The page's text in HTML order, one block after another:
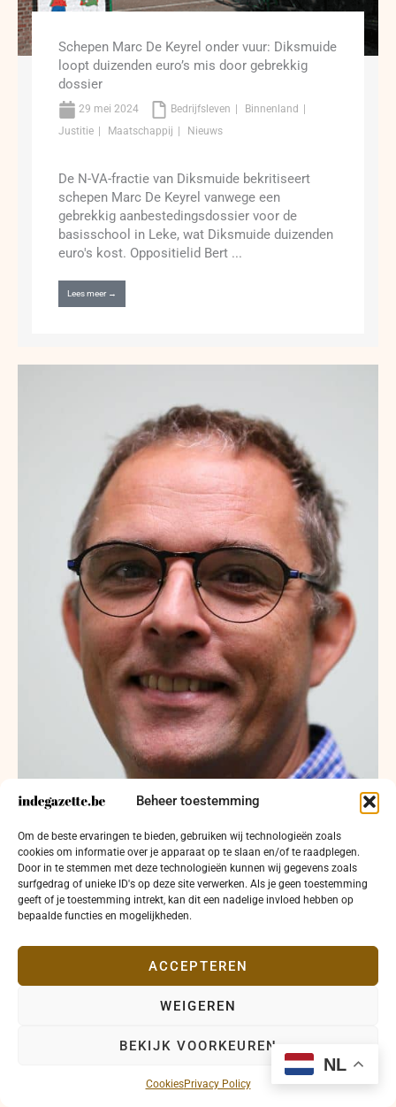
Beheer toestemming
Om de beste ervaringen te bieden, gebruiken wij technologieën zoals
cookies om informatie over je apparaat op te slaan en/of te raadplegen.
Door in te stemmen met deze technologieën kunnen wij gegevens zoals
surfgedrag of unieke ID's op deze site verwerken. Als je geen toestemming
geeft of je toestemming intrekt, kan dit een nadelige invloed hebben op
bepaalde functies en mogelijkheden.
ACCEPTEREN
WEIGEREN
BEKIJK VOORKEUREN
CookiesPrivacy Policy
Schepen Marc De Keyrel onder vuur: Diksmuide
loopt duizenden euro’s mis door gebrekkig
dossier
29 mei 2024 Bedrijfsleven
Binnenland
Justitie
Maatschappij Nieuws
De N-VA-fractie van Diksmuide bekritiseert
schepen Marc De Keyrel vanwege een
gebrekkig aanbestedingsdossier voor de
basisschool in Leke, wat Diksmuide duizenden
euro's kost. Oppositielid Bert ...
Lees meer →
Feiten over Oostendse schepen Kurt Claeys’ rol
binnen WVI door ION bekendgemaakt
Nieuwe informatie bevestigt dat Kurt Claeys in
2017 geen deel uitmaakte van belangrijke
publieke documenten.
NL